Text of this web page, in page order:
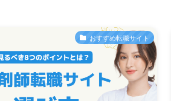
おすすめ転職サイト